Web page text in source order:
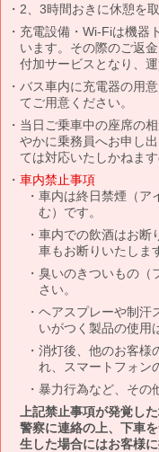
2、3時間おきに休憩を取
充電設備・Wi-Fiは機器
います。その際のご返
付加サービスとなり、
バス車内に充電器の用
てご用意ください。
当日ご乗車中の座席の
やかに乗務員へお申し
ては対応いたしかねま
車内禁止事項
車内は終日禁煙（ア
む）です。
車内での飲酒はお断
車もお断りいたしま
臭いのきついもの（
さい。
ヘアスプレーや制汗
いがつく製品の使用
消灯後、他のお客様
れ、スマートフォン
暴力行為など、その
上記禁止事項が発覚し
警察に連絡の上、下車
生した場合にはお客様